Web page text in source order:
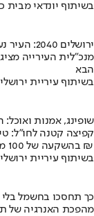
בשיתוף יונדאי מבית
ירושלים 2040: העיר נערכת ל- 1.5 מליון תושבים
מנכ"לית העירייה
הבא
בשיתוף עיריית
שופינג, אמנות
קפיצה קטנה לחו"ל:
בהשקעה של 100 מיליון ₪
בשיתוף עיריית
כך תחסכו בחשמל בלי
מהפכת האנרגיה של